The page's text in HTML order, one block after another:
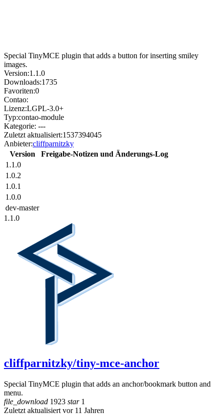
Special TinyMCE plugin that adds a button for inserting smiley
images.
Version:1.1.0
Downloads:1735
Favoriten:0
Contao:
Lizenz:LGPL-3.0+
Typ:contao-module
Kategorie: ---
Zuletzt aktualisiert:1537394045
Anbieter:cliffparnitzky
Version
Freigabe-Notizen und Änderungs-Log
1.1.0
1.0.2
1.0.1
1.0.0
dev-master
1.1.0
cliffparnitzky/tiny-mce-anchor
Special TinyMCE plugin that adds an anchor/bookmark button and
menu.
file_download 1923 star1
Zuletzt aktualisiert vor 11 Jahren